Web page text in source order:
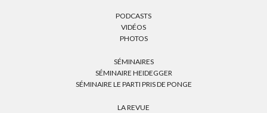
PODCASTS
VIDÉOS
PHOTOS
SÉMINAIRES
SÉMINAIRE HEIDEGGER
SÉMINAIRE LE PARTI PRIS DE PONGE
LA REVUE